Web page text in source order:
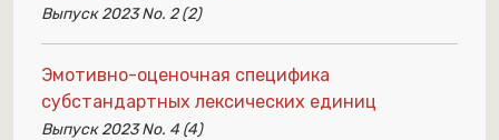
Выпуск 2023 No. 2 (2)
Эмотивно-оценочная специфика
субстандартных лексических единиц
Выпуск 2023 No. 4 (4)